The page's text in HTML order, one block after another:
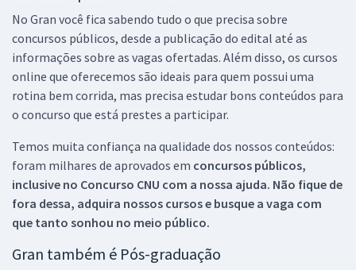
No Gran você fica sabendo tudo o que precisa sobre
concursos públicos, desde a publicação do edital até as
informações sobre as vagas ofertadas. Além disso, os cursos
online que oferecemos são ideais para quem possui uma
rotina bem corrida, mas precisa estudar bons conteúdos para
o concurso que está prestes a participar.
Temos muita confiança na qualidade dos nossos conteúdos:
foram milhares de aprovados em concursos públicos,
inclusive no Concurso CNU com a nossa ajuda. Não fique de
fora dessa, adquira nossos cursos e busque a vaga com
que tanto sonhou no meio público.
Gran também é Pós-graduação